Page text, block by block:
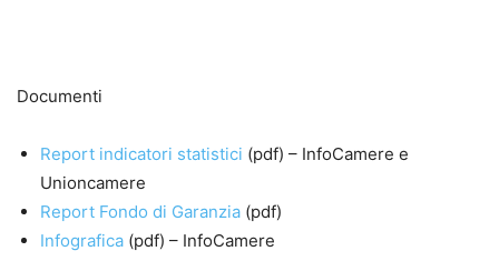
Documenti
Report indicatori statistici (pdf) – InfoCamere e
Unioncamere
Report Fondo di Garanzia (pdf)
Infografica (pdf) – InfoCamere